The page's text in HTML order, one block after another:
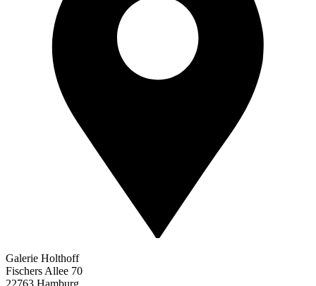
Galerie Holthoff
Fischers Allee 70
22763 Hamburg